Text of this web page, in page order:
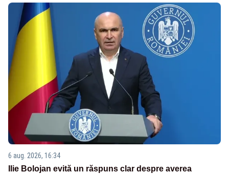
6 aug. 2026, 16:34
Ilie Bolojan evită un răspuns clar despre averea